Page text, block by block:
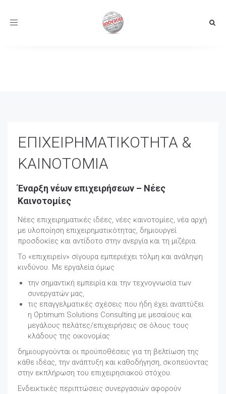
Toggle
ΕΠΙΧΕΙΡΗΜΑΤΙΚΟΤΗΤΑ &
ΚΑΙΝΟΤΟΜΙΑ
Έναρξη νέων επιχειρήσεων – Νέες
Καινοτομίες
Νέες επιχειρηματικές ιδέες, νέες καινοτομίες, νέα αρχή
με υλοποίηση επιχειρηματικότητας, δημιουργεί
προσδοκίες και αντίδοτο στην ανεργία και τη μιζέρια.
Το «επιχειρείν» σίγουρα εμπεριέχει τόλμη και ανάληψη
κινδύνου. Με εργαλεία όμως
την σημαντική εμπειρία και την τεχνογνωσία των
συνεργατών μας,
τις επαγγελματικές σχέσεις που ήδη έχει αναπτύξει
η Optimum Solutions Consulting με μεσαίους και
μεγάλους πελάτες/επιχειρήσεις σε όλους τους
κλάδους της οικονομίας
δημιουργούνται οι προϋποθέσεις για τη βελτίωση της
κάθε ιδέας, την ανάπτυξη και καθοδήγηση, σκοπεύοντας
στην εκπλήρωση του επιχειρησιακού στόχου.
Ενδεικτικές περιπτώσεις συνεργασιών αφορούν